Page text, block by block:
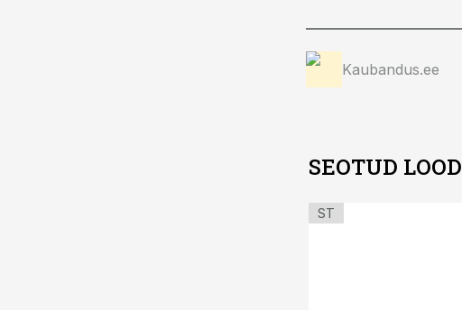
Kaubandus.ee
SEOTUD LOOD
ST